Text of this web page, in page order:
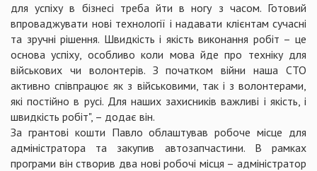
для успіху в бізнесі треба йти в ногу з часом. Готовий
впроваджувати нові технології і надавати клієнтам сучасні
та зручні рішення. Швидкість і якість виконання робіт – це
основа успіху, особливо коли мова йде про техніку для
військових чи волонтерів. З початком війни наша СТО
активно співпрацює як з військовими, так і з волонтерами,
які постійно в русі. Для наших захисників важливі і якість, і
швидкість робіт", – додає він.
За грантові кошти Павло облаштував робоче місце для
адміністратора та закупив автозапчастини. В рамках
програми він створив два нові робочі місця – адміністратор